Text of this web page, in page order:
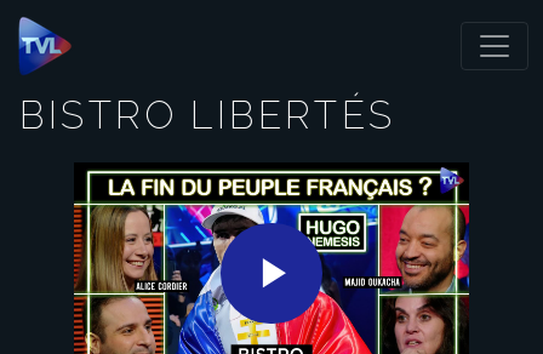
Panneau de gestion des cookies
BISTRO LIBERTÉS
Play